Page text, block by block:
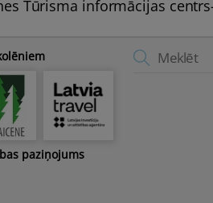
Tūrisma informācijas
paziņojums